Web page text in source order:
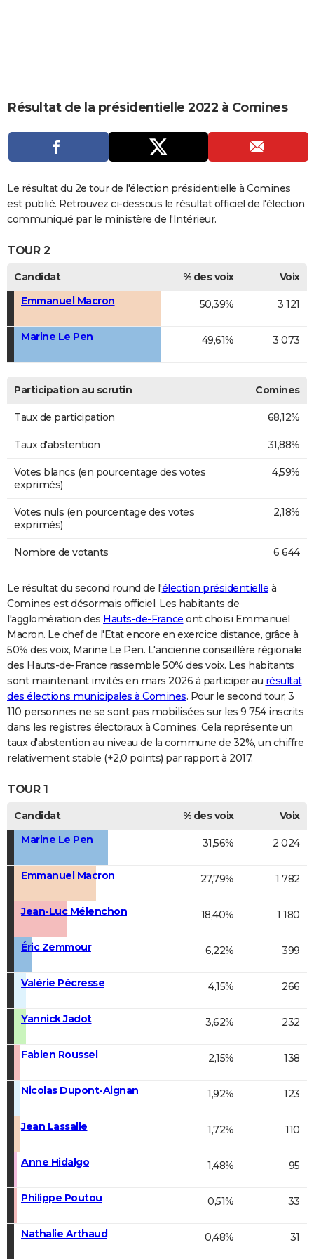
CARTE DE VOEUX
DICTIONNAIRE
Dictionnaire
Biographies
Expressions
Proverbes
PROGRAMME TV
COPAINS D'AVANT
S'inscrire
Se connecter
Lycées
Collèges
Primaires
Universités
Entreprises
Service militaire
Avis de recherche
AVIS DE DÉCÈS
FORUM
Bricolage
Culture
Television
Voyage
Résultat de la présidentielle 2022 à Comines
Le résultat du 2e tour de l'élection présidentielle à Comines
est publié. Retrouvez ci-dessous le résultat officiel de l'élection
communiqué par le ministère de l'Intérieur.
TOUR 2
Candidat % des voix
Voix
Emmanuel Macron
50,39% 3 121
Marine Le Pen 49,61% 3 073
Participation au scrutin Comines
Taux de participation 68,12%
Taux d'abstention 31,88%
Votes blancs (en pourcentage des votes
exprimés)
4,59%
Votes nuls (en pourcentage des votes
exprimés)
2,18%
Nombre de votants 6 644
Le résultat du second round de l'élection présidentielle à
Comines est désormais officiel. Les habitants de
l'agglomération des Hauts-de-France ont choisi Emmanuel
Macron. Le chef de l'Etat encore en exercice distance, grâce à
50% des voix, Marine Le Pen. L'ancienne conseillère régionale
des Hauts-de-France rassemble 50% des voix. Les habitants
sont maintenant invités en mars 2026 à participer au résultat
des élections municipales à Comines. Pour le second tour, 3
110 personnes ne se sont pas mobilisées sur les 9 754 inscrits
dans les registres électoraux à Comines. Cela représente un
taux d'abstention au niveau de la commune de 32%, un chiffre
relativement stable (+2,0 points) par rapport à 2017.
TOUR 1
Candidat % des voix
Voix
Marine Le Pen
31,56% 2 024
Emmanuel Macron 27,79% 1 782
Jean-Luc Mélenchon 18,40% 1 180
Éric Zemmour 6,22% 399
Valérie Pécresse 4,15% 266
Yannick Jadot 3,62% 232
Fabien Roussel 2,15% 138
Nicolas Dupont-Aignan 1,92% 123
Jean Lassalle 1,72% 110
Anne Hidalgo 1,48% 95
Philippe Poutou 0,51% 33
Nathalie Arthaud 0,48% 31